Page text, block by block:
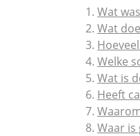
Wat
Wat
Welke
Wat is
Heeft
Waar is